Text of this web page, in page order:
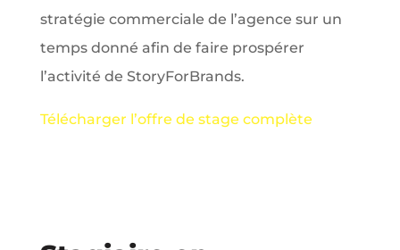
stratégie commerciale de l’agence sur un
temps donné afin de faire prospérer
l’activité de StoryForBrands.
Télécharger l’offre de stage complète